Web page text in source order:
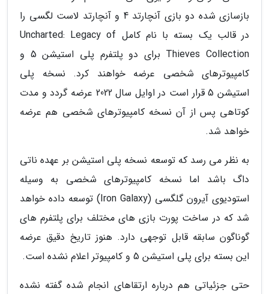
بازسازی شده دو بازی آنچارتد 4 و آنچارتد لاست لگسی را
در قالب یک بسته با نام کامل Uncharted: Legacy of
Thieves Collection برای دو پلتفرم پلی استیشن 5 و
کامپیوترهای شخصی عرضه خواهند کرد. نسخه پلی
استیشن 5 قرار است در اوایل سال 2022 عرضه گردد و مدت
کوتاهی پس از آن نسخه کامپیوترهای شخصی هم عرضه
خواهد شد.
به نظر می رسد که توسعه نسخه پلی استیشن بر عهده ناتی
داگ باشد اما نسخه کامپیوترهای شخصی به وسیله
استودیوی آیرون گلگسی (Iron Galaxy) توسعه داده خواهد
شد که در ساخت پورت بازی های مختلف برای پلتفرم های
گوناگون سابقه قابل توجهی دارد. هنوز تاریخ دقیق عرضه
این بسته برای پلی استیشن 5 و کامپیوتر اعلام نشده است.
حتی جزئیاتی هم درباره ارتقاهای انجام شده گفته نشده